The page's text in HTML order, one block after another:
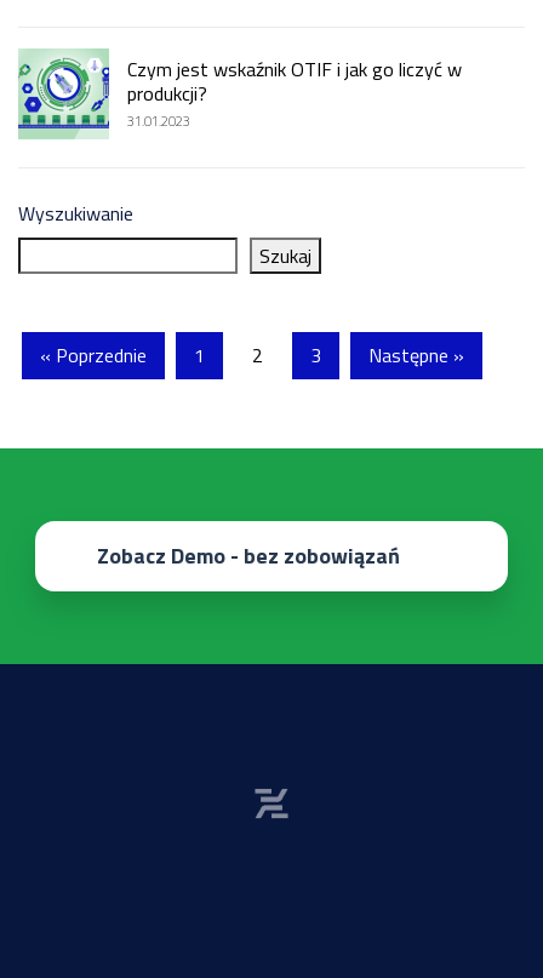
Czym jest wskaźnik OTIF i jak go liczyć w
produkcji?
31.01.2023
Wyszukiwanie
Szukaj
« Poprzednie 1 2 3 Następne »
Zobacz Demo - bez zobowiązań